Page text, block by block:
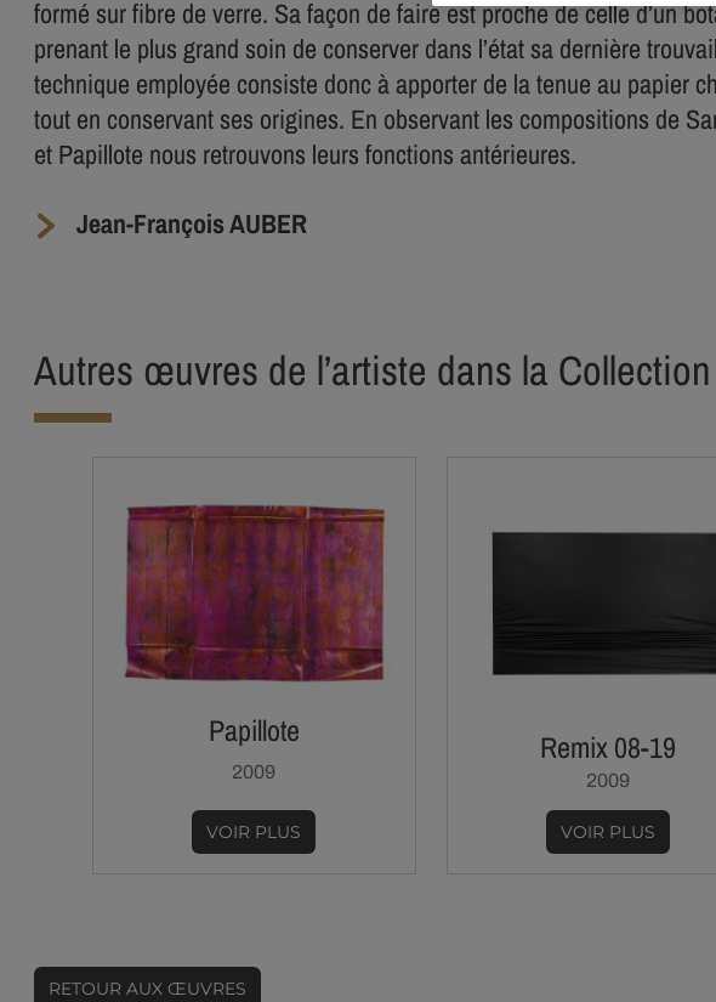
formé sur fibre de verre. Sa façon de faire est proche de celle d’un
prenant le plus grand soin de conserver dans l’état sa dernière
technique employée consiste donc à apporter de la tenue au papier
tout en conservant ses origines. En observant les compositions de
et Papillote nous retrouvons leurs fonctions antérieures.
Jean-François AUBER
Autres œuvres de l’artiste dans la Collection
Papillote
2009
VOIR PLUS
Remix 08-19
2009
VOIR PLUS
RETOUR AUX ŒUVRES